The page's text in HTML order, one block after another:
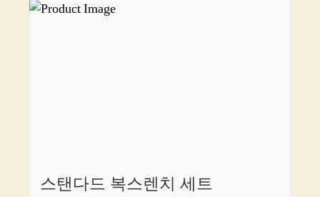
스탠다드 복스렌치 세트